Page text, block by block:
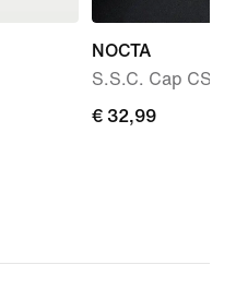
NOCTA
S.S.C. Cap CS
€ 32,99
€ 32,99